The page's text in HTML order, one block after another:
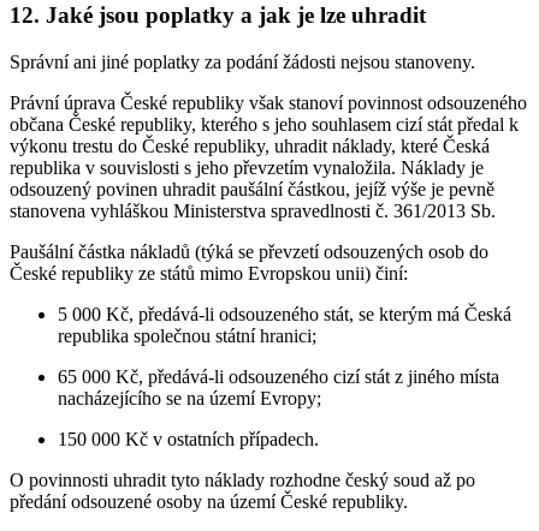
12. Jaké jsou poplatky a jak je lze uhradit
Správní ani jiné poplatky za podání žádosti nejsou stanoveny.
Právní úprava České republiky však stanoví povinnost odsouzeného
občana České republiky, kterého s jeho souhlasem cizí stát předal k
výkonu trestu do České republiky, uhradit náklady, které Česká
republika v souvislosti s jeho převzetím vynaložila. Náklady je
odsouzený povinen uhradit paušální částkou, jejíž výše je pevně
stanovena vyhláškou Ministerstva spravedlnosti č. 361/2013 Sb.
Paušální částka nákladů (týká se převzetí odsouzených osob do
České republiky ze států mimo Evropskou unii) činí:
5 000 Kč, předává-li odsouzeného stát, se kterým má Česká
republika společnou státní hranici;
65 000 Kč, předává-li odsouzeného cizí stát z jiného místa
nacházejícího se na území Evropy;
150 000 Kč v ostatních případech.
O povinnosti uhradit tyto náklady rozhodne český soud až po
předání odsouzené osoby na území České republiky.